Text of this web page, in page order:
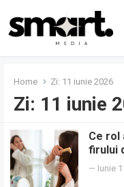
Home Zi: 11 iunie 2026
Zi: 11 iunie
Ce rol
firului
— Iunie